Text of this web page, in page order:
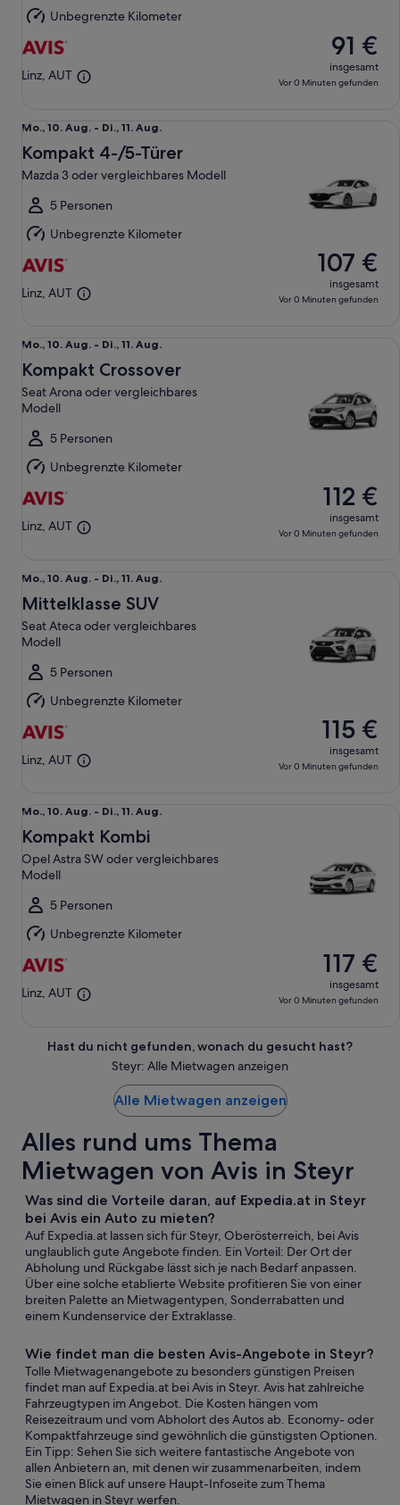
Aug. Unbegrenzte Kilometer
Linz, AUT
91 €
insgesamt
Vor 0 Minuten gefunden
Mo.,
10.
Aug.
bis
Di.,
11.
Aug.
Mo., 10. Aug. - Di., 11. Aug.
Kompakt 4-/5-Türer
Mazda 3 oder vergleichbares Modell
5 Personen
Unbegrenzte Kilometer
Linz, AUT
107 €
insgesamt
Vor 0 Minuten gefunden
Mo.,
10.
Aug.
bis
11.
Aug.
Mo., 10. Aug. - Di., 11. Aug.
Kompakt Crossover
Seat Arona oder vergleichbares
Modell
5 Personen
Unbegrenzte Kilometer
Linz, AUT
112 €
insgesamt
Vor 0 Minuten gefunden
Mo.,
10.
Aug.
bis
11.
Aug.
Mo., 10. Aug. - Di., 11. Aug.
Mittelklasse SUV
Seat Ateca oder vergleichbares
Modell
5 Personen
Unbegrenzte Kilometer
Linz, AUT
115 €
insgesamt
Vor 0 Minuten gefunden
Mo.,
10.
Aug.
bis
11.
Aug.
Mo., 10. Aug. - Di., 11. Aug.
Kompakt Kombi
Opel Astra SW oder vergleichbares
Modell
5 Personen
Unbegrenzte Kilometer
Linz, AUT
117 €
insgesamt
Vor 0 Minuten gefunden
Hast du nicht gefunden, wonach du gesucht hast?
Steyr: Alle Mietwagen anzeigen
Alle Mietwagen anzeigen
Alles rund ums Thema
Mietwagen von Avis in Steyr
Was sind die Vorteile daran, auf Expedia.at in Steyr
bei Avis ein Auto zu mieten?
Auf Expedia.at lassen sich für Steyr, Oberösterreich, bei Avis
unglaublich gute Angebote finden. Ein Vorteil: Der Ort der
Abholung und Rückgabe lässt sich je nach Bedarf anpassen.
Über eine solche etablierte Website profitieren Sie von einer
breiten Palette an Mietwagentypen, Sonderrabatten und
einem Kundenservice der Extraklasse.
Wie findet man die besten Avis-Angebote in Steyr?
Tolle Mietwagenangebote zu besonders günstigen Preisen
findet man auf Expedia.at bei Avis in Steyr. Avis hat zahlreiche
Fahrzeugtypen im Angebot. Die Kosten hängen vom
Reisezeitraum und vom Abholort des Autos ab. Economy- oder
Kompaktfahrzeuge sind gewöhnlich die günstigsten Optionen.
Ein Tipp: Sehen Sie sich weitere fantastische Angebote von
allen Anbietern an, mit denen wir zusammenarbeiten, indem
Sie einen Blick auf unsere Haupt-Infoseite zum Thema
Mietwagen in Steyr werfen.